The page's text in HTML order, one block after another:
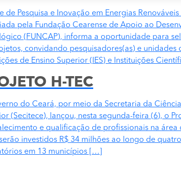
de Pesquisa e Inovação em Energias Renováveis
pela Fundação Cearense de Apoio ao
(FUNCAP), informa a oportunidade para
convidando pesquisadores(as) e unidades
de Ensino Superior (IES) e Instituições
H-TEC
do Ceará, por meio da Secretaria da
(Secitece), lançou, nesta segunda-feira (6), o
e qualificação de profissionais na área
investidos R$ 34 milhões ao longo de
em 13 municípios […]